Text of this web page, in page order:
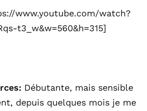
www.youtube.com/watch?
t3_w&w=560&h=315]
Débutante, mais sensible
depuis quelques mois je me